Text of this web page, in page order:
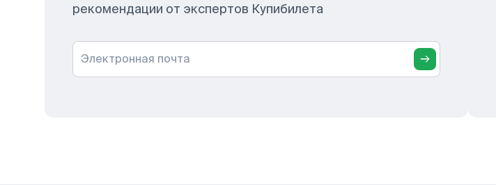
рекомендации от экспертов Купибилета
Электронная почта